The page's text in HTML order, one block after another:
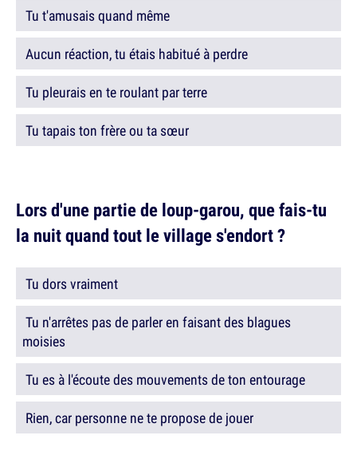
Tu t'amusais quand même
Aucun réaction, tu étais habitué à perdre
Tu pleurais en te roulant par terre
Tu tapais ton frère ou ta sœur
Lors d'une partie de loup-garou, que fais-tu
la nuit quand tout le village s'endort ?
Tu dors vraiment
Tu n'arrêtes pas de parler en faisant des blagues
moisies
Tu es à l'écoute des mouvements de ton entourage
Rien, car personne ne te propose de jouer